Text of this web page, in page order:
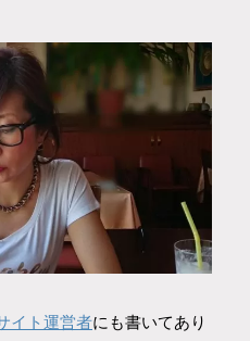
イト運営者にも書いてあり